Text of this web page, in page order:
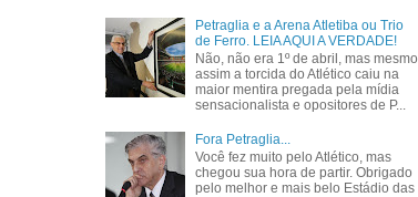
Petraglia e a Arena Atletiba ou Trio
de Ferro. LEIA AQUI A VERDADE!
Não, não era 1º de abril, mas mesmo
assim a torcida do Atlético caiu na
maior mentira pregada pela mídia
sensacionalista e opositores de P...
Fora Petraglia...
Você fez muito pelo Atlético, mas
chegou sua hora de partir. Obrigado
pelo melhor e mais belo Estádio das